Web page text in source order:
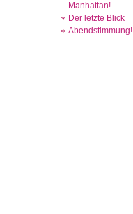
Manhattan!
Der letzte Blick
Abendstimmung!